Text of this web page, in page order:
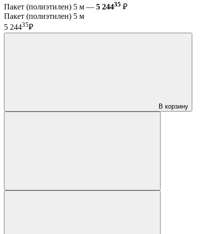
Пакет (полиэтилен) 5 м — 5 24435 ₽
Пакет (полиэтилен) 5 м
5 24435₽
В корзину